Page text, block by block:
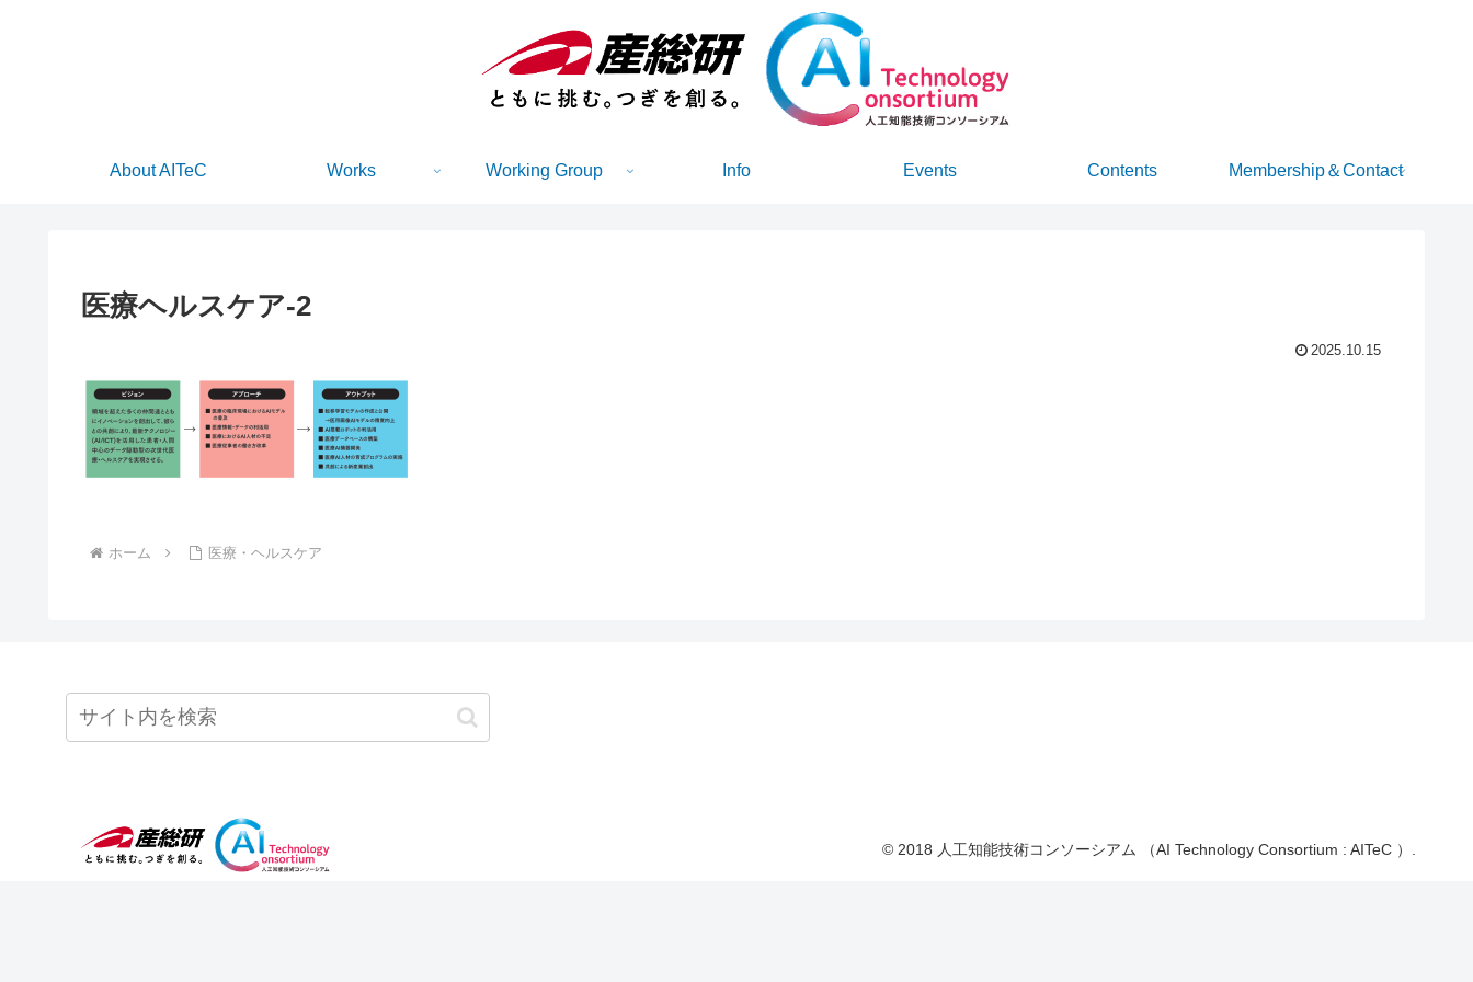
About AITeC Works Working Group Info Events Contents Membership＆Contact
医療ヘルスケア-2
2025.10.15
ホーム 医療・ヘルスケア
© 2018 人工知能技術コンソーシアム （AI Technology Consortium : AITeC ）.